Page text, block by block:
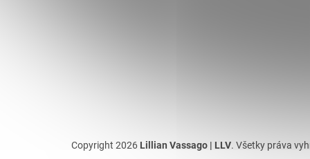
Copyright 2026 Lillian Vassago | LLV. Všetky práva